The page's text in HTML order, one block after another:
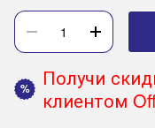
%
Получи
клиентом